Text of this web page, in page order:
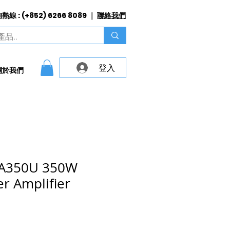
於我們
熱線 : (+852) 6266 8089 ｜ 聯絡我們
登入
350W
Amplifier